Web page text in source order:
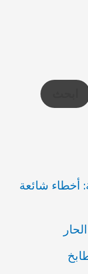
أخطاء شائعة